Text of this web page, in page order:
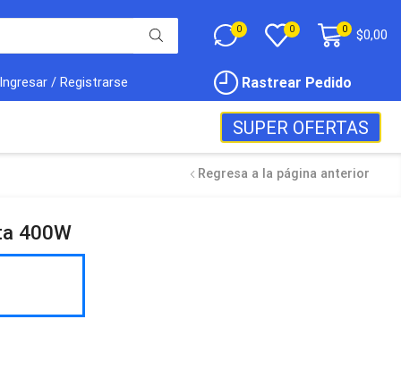
0 0 0 $0,00
Ingresar / Registrarse Rastrear Pedido
SUPER OFERTAS
Regresa a la página anterior
400W